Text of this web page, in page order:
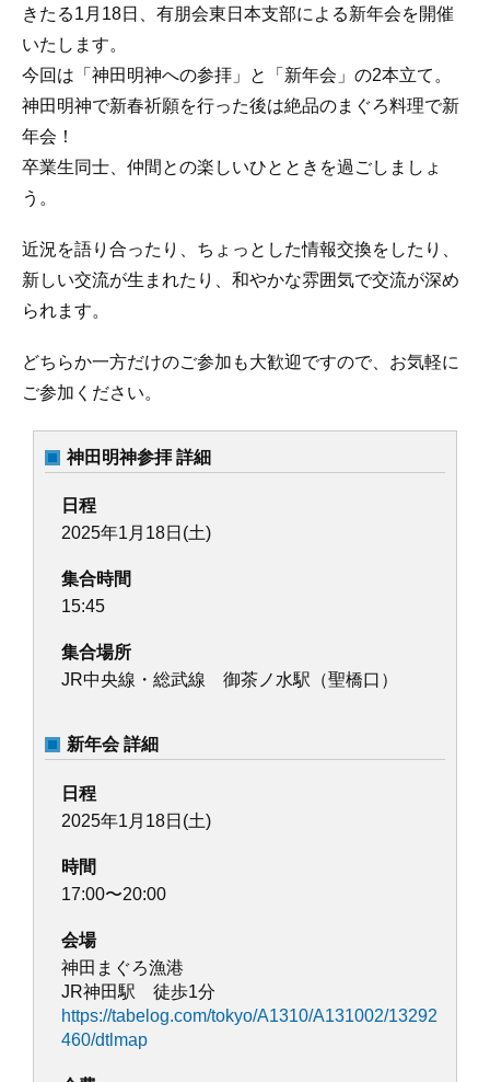
きたる1月18日、有朋会東日本支部による新年会を開催
いたします。
今回は「神田明神への参拝」と「新年会」の2本立て。
神田明神で新春祈願を行った後は絶品のまぐろ料理で新
年会！
卒業生同士、仲間との楽しいひとときを過ごしましょ
う。
近況を語り合ったり、ちょっとした情報交換をしたり、
新しい交流が生まれたり、和やかな雰囲気で交流が深め
られます。
どちらか一方だけのご参加も大歓迎ですので、お気軽に
ご参加ください。
神田明神参拝 詳細
日程
2025年1月18日(土)
集合時間
15:45
集合場所
JR中央線・総武線 御茶ノ水駅（聖橋口）
新年会 詳細
日程
2025年1月18日(土)
時間
17:00〜20:00
会場
神田まぐろ漁港
JR神田駅 徒歩1分
https://tabelog.com/tokyo/A1310/A131002/13292
460/dtlmap